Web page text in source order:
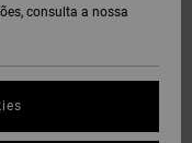
consulta a nossa